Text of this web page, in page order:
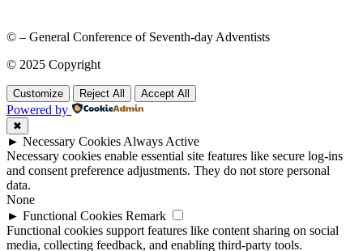
© – General Conference of Seventh-day Adventists
© 2025 Copyright
Customize Reject All Accept All
Powered by
✖
► Necessary Cookies Always Active
Necessary cookies enable essential site features like secure log-ins
and consent preference adjustments. They do not store personal
data.
None
► Functional Cookies Remark
Functional cookies support features like content sharing on social
media, collecting feedback, and enabling third-party tools.